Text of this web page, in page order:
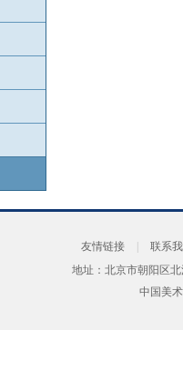
友情链接 联系
地址：北京市朝阳区
中国美